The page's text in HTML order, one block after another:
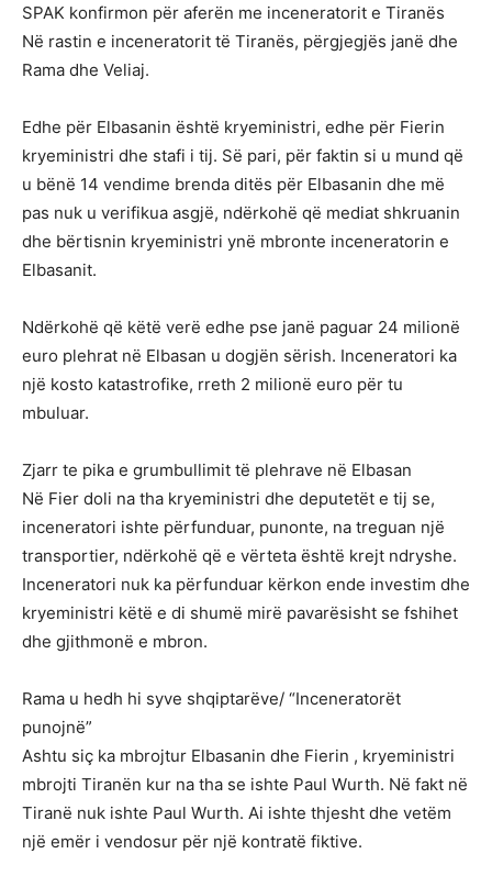
SPAK konfirmon për aferën me inceneratorit e Tiranës
Në rastin e inceneratorit të Tiranës, përgjegjës janë dhe
Rama dhe Veliaj.
Edhe për Elbasanin është kryeministri, edhe për Fierin
kryeministri dhe stafi i tij. Së pari, për faktin si u mund që
u bënë 14 vendime brenda ditës për Elbasanin dhe më
pas nuk u verifikua asgjë, ndërkohë që mediat shkruanin
dhe bërtisnin kryeministri ynë mbronte inceneratorin e
Elbasanit.
Ndërkohë që këtë verë edhe pse janë paguar 24 milionë
euro plehrat në Elbasan u dogjën sërish. Inceneratori ka
një kosto katastrofike, rreth 2 milionë euro për tu
mbuluar.
Zjarr te pika e grumbullimit të plehrave në Elbasan
Në Fier doli na tha kryeministri dhe deputetët e tij se,
inceneratori ishte përfunduar, punonte, na treguan një
transportier, ndërkohë që e vërteta është krejt ndryshe.
Inceneratori nuk ka përfunduar kërkon ende investim dhe
kryeministri këtë e di shumë mirë pavarësisht se fshihet
dhe gjithmonë e mbron.
Rama u hedh hi syve shqiptarëve/ “Inceneratorët
punojnë”
Ashtu siç ka mbrojtur Elbasanin dhe Fierin , kryeministri
mbrojti Tiranën kur na tha se ishte Paul Wurth. Në fakt në
Tiranë nuk ishte Paul Wurth. Ai ishte thjesht dhe vetëm
një emër i vendosur për një kontratë fiktive.